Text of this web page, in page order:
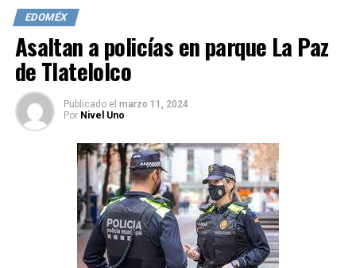
brazalete electrónico georeferenciado, que permitirá
conocer la ubicación del ex alcalde en tiempo real.
Además, se le impuso la obligación de presentarse
semanalmente en el juzgado y se le prohibió acercarse o
comunicarse con las víctimas.
La causa penal está en la etapa de investigación
complementaria, que fue extendida cuatro meses más,
hasta el 18 de julio, por una juez la semana pasada.
EDOMÉX
Asaltan a policías en parque La Paz
de Tlatelolco
Publicado el marzo 11, 2024
Por Nivel Uno